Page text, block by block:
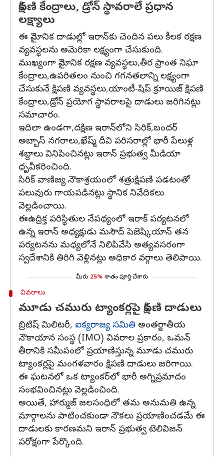
క్షిపణి కేంద్రాలు, డ్రోన్ స్థావరాలే ప్రధాన
లక్ష్యాలు
ఈ వైమానిక దాడుల్లో ఇరాన్‌కు చెందిన పలు కీలక రక్షణ
వ్యవస్థలను అమెరికా లక్ష్యంగా చేసుకుంది.
ముఖ్యంగా వైమానిక రక్షణ వ్యవస్థలు,తీర ప్రాంత నిఘా
కేంద్రాలు,ఉపరితలం నుంచి గగనతలాన్ని లక్ష్యంగా
చేసుకునే క్షిపణి వ్యవస్థలు,యాంటీ-షిప్ క్రూయిజ్ క్షిపణి
కేంద్రాలు,డ్రోన్ ప్రయోగ స్థావరాలపై దాడులు జరిగినట్లు
సమాచారం.
ఇదిలా ఉండగా,దక్షిణ ఇరాన్‌లోని సిరిక్,బందర్
అబ్బాస్ నగరాలు,ఖేష్మ్ దీవి పరిసరాల్లో భారీ పేలుళ్ల
శబ్దాలు వినిపించినట్లు ఇరాన్ ప్రభుత్వ మీడియా
ధృవీకరించింది.
సిరిక్ వాణిజ్య నౌకాశ్రయంలో శత్రుక్షిపణి పడటంతో
పలువురు గాయపడినట్లు స్థానిక నివేదికలు
వెల్లడించాయి.
ఈఉద్రిక్త పరిస్థితుల నేపథ్యంలో ఇరాక్ పర్యటనలో
ఉన్న ఇరాన్ అధ్యక్షుడు మసౌద్ పెజెష్కియాన్ తన
పర్యటనను మధ్యలోనే నిలిపివేసి అత్యవసరంగా
స్వదేశానికి తిరిగి వెళ్లినట్లు అధికార వర్గాలు తెలిపాయి.
మీరు 25% శాతం పూర్తి చేశారు
వివరాలు
మూడు చమురు ట్యాంకర్లపై క్షిపణి దాడులు
బ్రిటిష్ మిలిటరీ, ఐక్యరాజ్య సమితి అంతర్జాతీయ
నౌకాయాన సంస్థ (IMO) వివరాల ప్రకారం, ఒమన్
తీరానికి సమీపంలో ప్రయాణిస్తున్న మూడు చమురు
ట్యాంకర్లపై మంగళవారం క్షిపణి దాడులు జరిగాయి.
ఈ ఘటనలో ఒక ట్యాంకర్‌లో భారీ అగ్నిప్రమాదం
సంభవించినట్లు వెల్లడించింది.
అయితే, హార్ముజ్ జలసంధిలో తమ అనుమతి ఉన్న
మార్గాలను పాటించకుండా నౌకలు ప్రయాణించడమే ఈ
దాడులకు కారణమని ఇరాన్ ప్రభుత్వ టెలివిజన్
పరోక్షంగా పేర్కొంది.